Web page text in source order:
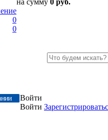
на сумму 0 руб.
0
0
Войти
Войти